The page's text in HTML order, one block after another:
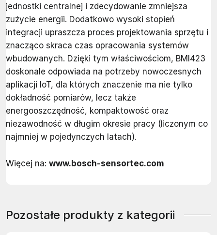
jednostki centralnej i zdecydowanie zmniejsza
zużycie energii. Dodatkowo wysoki stopień
integracji upraszcza proces projektowania sprzętu i
znacząco skraca czas opracowania systemów
wbudowanych. Dzięki tym właściwościom, BMI423
doskonale odpowiada na potrzeby nowoczesnych
aplikacji IoT, dla których znaczenie ma nie tylko
dokładność pomiarów, lecz także
energooszczędność, kompaktowość oraz
niezawodność w długim okresie pracy (liczonym co
najmniej w pojedynczych latach).
Więcej na: www.bosch-sensortec.com
Pozostałe produkty z kategorii